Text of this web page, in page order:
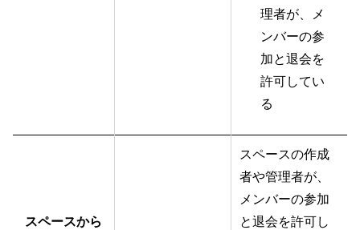
理者が、メ
ンバーの参
加と退会を
許可してい
る
スペースから
スペースの作成
者や管理者が、
メンバーの参加
と退会を許可し